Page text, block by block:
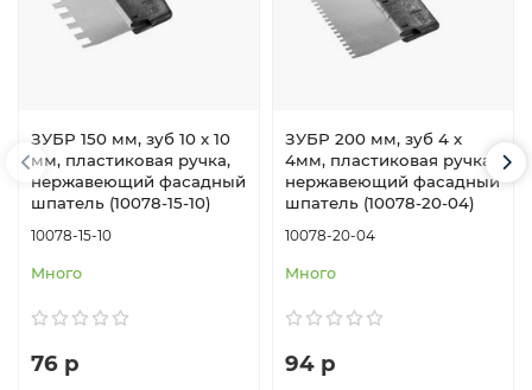
ЗУБР 150 мм, зуб 10 х 10
мм, пластиковая ручка,
нержавеющий фасадный
шпатель (10078-15-10)
10078-15-10
Много
76 р
ЗУБР 200 мм, зуб 4 х
4мм, пластиковая ручка,
нержавеющий фасадный
шпатель (10078-20-04)
10078-20-04
Много
94 р